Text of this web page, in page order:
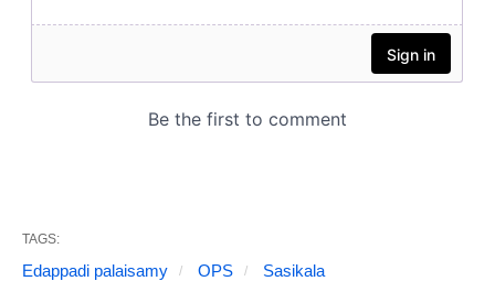
TAGS:
Edappadi palaisamy OPS Sasikala